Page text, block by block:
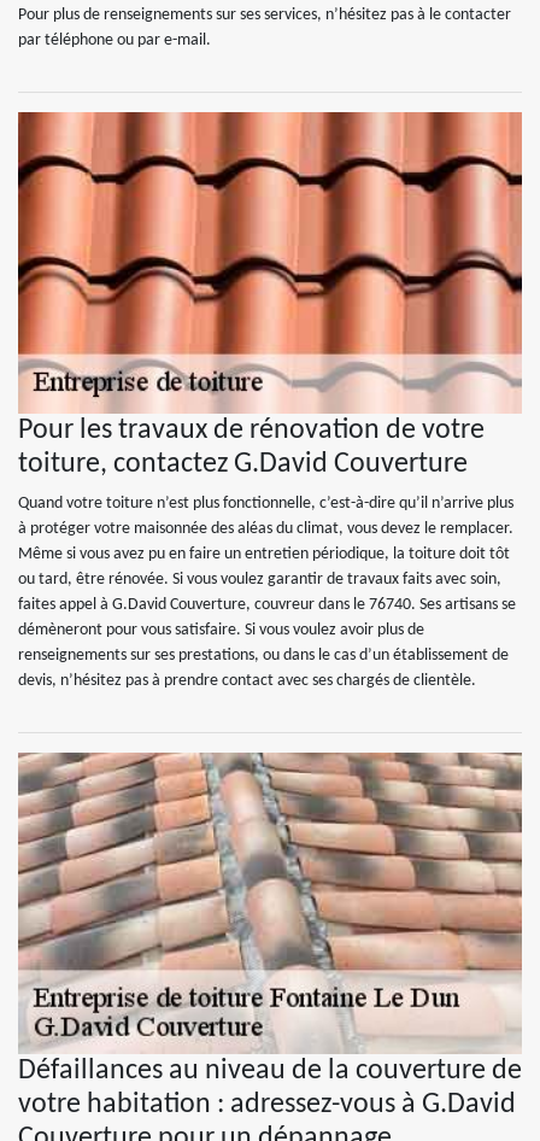
Pour plus de renseignements sur ses services, n’hésitez pas à le contacter
par téléphone ou par e-mail.
Pour les travaux de rénovation de votre
toiture, contactez G.David Couverture
Quand votre toiture n’est plus fonctionnelle, c’est-à-dire qu’il n’arrive plus
à protéger votre maisonnée des aléas du climat, vous devez le remplacer.
Même si vous avez pu en faire un entretien périodique, la toiture doit tôt
ou tard, être rénovée. Si vous voulez garantir de travaux faits avec soin,
faites appel à G.David Couverture, couvreur dans le 76740. Ses artisans se
démèneront pour vous satisfaire. Si vous voulez avoir plus de
renseignements sur ses prestations, ou dans le cas d’un établissement de
devis, n’hésitez pas à prendre contact avec ses chargés de clientèle.
Défaillances au niveau de la couverture de
votre habitation : adressez-vous à G.David